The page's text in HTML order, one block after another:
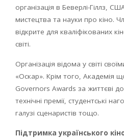
організація в Беверлі-Гіллз,
мистецтва та науки про кіно.
відкрите для кваліфікованих
світі.
Організація відома у світі
«Оскар». Крім того, Академія
Governors Awards за життєві
технічні премії, студентські
галузі сценаристів тощо.
Підтримка українського